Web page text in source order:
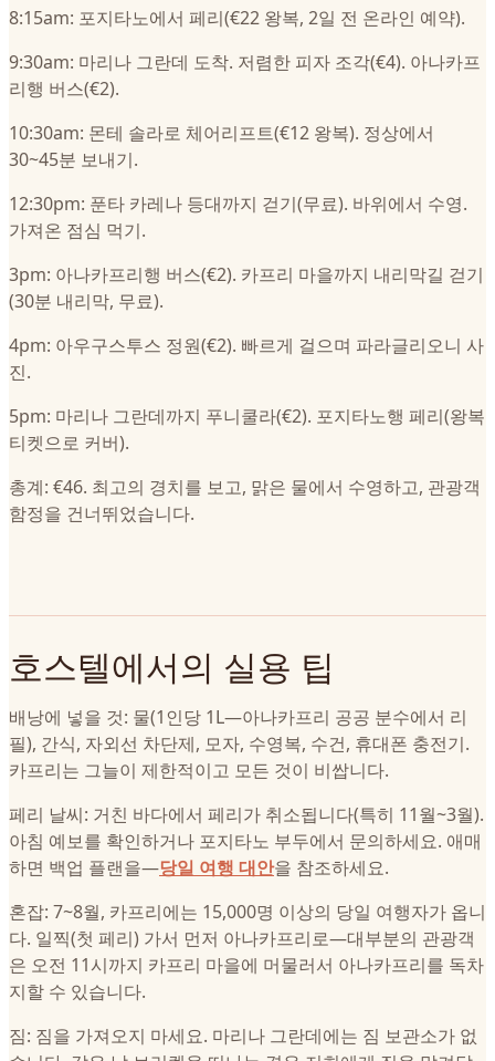
8:15am: 포지타노에서 페리(€22 왕복, 2일 전 온라인 예약).
9:30am: 마리나 그란데 도착. 저렴한 피자 조각(€4). 아나카프
리행 버스(€2).
10:30am: 몬테 솔라로 체어리프트(€12 왕복). 정상에서
30~45분 보내기.
12:30pm: 푼타 카레나 등대까지 걷기(무료). 바위에서 수영.
가져온 점심 먹기.
3pm: 아나카프리행 버스(€2). 카프리 마을까지 내리막길 걷기
(30분 내리막, 무료).
4pm: 아우구스투스 정원(€2). 빠르게 걸으며 파라글리오니 사
진.
5pm: 마리나 그란데까지 푸니쿨라(€2). 포지타노행 페리(왕복
티켓으로 커버).
총계: €46. 최고의 경치를 보고, 맑은 물에서 수영하고, 관광객
함정을 건너뛰었습니다.
호스텔에서의 실용 팁
배낭에 넣을 것: 물(1인당 1L—아나카프리 공공 분수에서 리
필), 간식, 자외선 차단제, 모자, 수영복, 수건, 휴대폰 충전기.
카프리는 그늘이 제한적이고 모든 것이 비쌉니다.
페리 날씨: 거친 바다에서 페리가 취소됩니다(특히 11월~3월).
아침 예보를 확인하거나 포지타노 부두에서 문의하세요. 애매
하면 백업 플랜을—당일 여행 대안을 참조하세요.
혼잡: 7~8월, 카프리에는 15,000명 이상의 당일 여행자가 옵니
다. 일찍(첫 페리) 가서 먼저 아나카프리로—대부분의 관광객
은 오전 11시까지 카프리 마을에 머물러서 아나카프리를 독차
지할 수 있습니다.
짐: 짐을 가져오지 마세요. 마리나 그란데에는 짐 보관소가 없